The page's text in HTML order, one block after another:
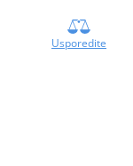
Usporedite